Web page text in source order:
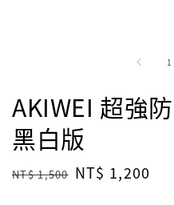
1
AKIWEI 超強
黑白版
Regular
NT$ 1,500 Sale
NT$ 1,200